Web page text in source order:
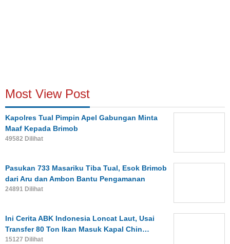
Most View Post
Kapolres Tual Pimpin Apel Gabungan Minta
Maaf Kepada Brimob
49582 Dilihat
Pasukan 733 Masariku Tiba Tual, Esok Brimob
dari Aru dan Ambon Bantu Pengamanan
24891 Dilihat
Ini Cerita ABK Indonesia Loncat Laut, Usai
Transfer 80 Ton Ikan Masuk Kapal Chin…
15127 Dilihat